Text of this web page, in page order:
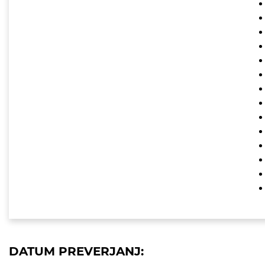
DATUM PREVERJANJ: